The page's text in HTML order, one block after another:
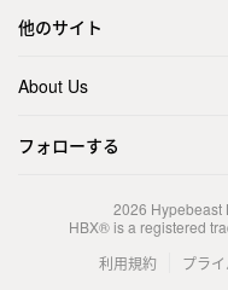
他のサイト
About Us
フォローする
2026 Hypebeast
HBX® is a registered
利用規約
プラ